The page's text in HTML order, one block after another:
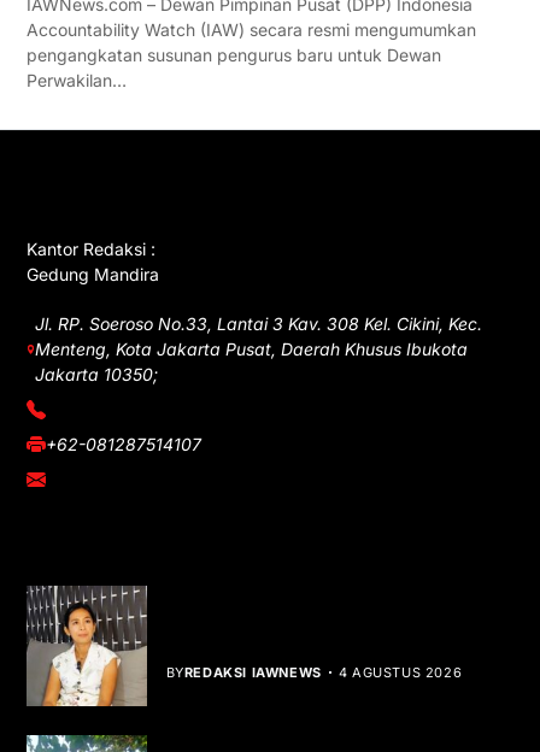
IAWNews.com – Dewan Pimpinan Pusat (DPP) Indonesia
Accountability Watch (IAW) secara resmi mengumumkan
pengangkatan susunan pengurus baru untuk Dewan
Perwakilan…
Kantor Redaksi :
Gedung Mandira
Jl. RP. Soeroso No.33, Lantai 3 Kav. 308 Kel. Cikini, Kec.
Menteng, Kota Jakarta Pusat, Daerah Khusus Ibukota
Jakarta 10350;
(021) 3908026
+62-081287514107
adm@iawnews.com
BYREDAKSI IAWNEWS 4 AGUSTUS 2026